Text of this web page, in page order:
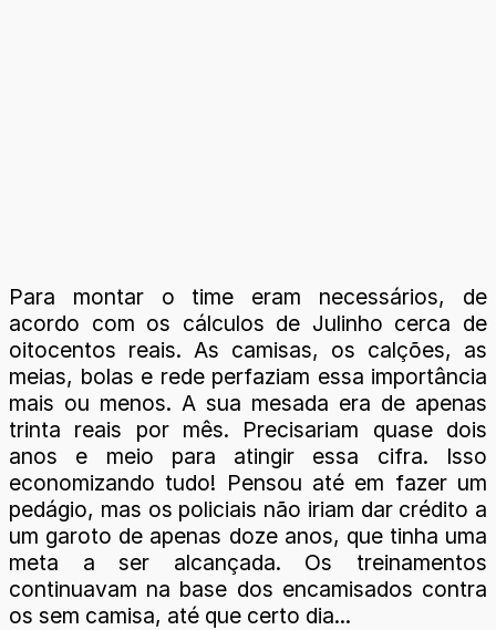
Para montar o time eram necessários, de
acordo com os cálculos de Julinho cerca de
oitocentos reais. As camisas, os calções, as
meias, bolas e rede perfaziam essa importância
mais ou menos. A sua mesada era de apenas
trinta reais por mês. Precisariam quase dois
anos e meio para atingir essa cifra. Isso
economizando tudo! Pensou até em fazer um
pedágio, mas os policiais não iriam dar crédito a
um garoto de apenas doze anos, que tinha uma
meta a ser alcançada. Os treinamentos
continuavam na base dos encamisados contra
os sem camisa, até que certo dia...